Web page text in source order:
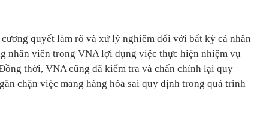
quyết làm rõ và xử lý nghiêm đối với bất kỳ cá nhân
nhân viên trong VNA lợi dụng việc thực hiện nhiệm vụ
thời, VNA cũng đã kiểm tra và chấn chỉnh lại quy
chặn việc mang hàng hóa sai quy định trong quá trình